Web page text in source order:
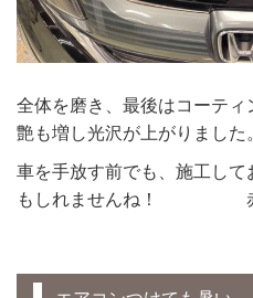
全体を磨き、最後はコーテ
艶も増し光沢が上がりました。
車を手放す前でも、施工し
もしれませんね！